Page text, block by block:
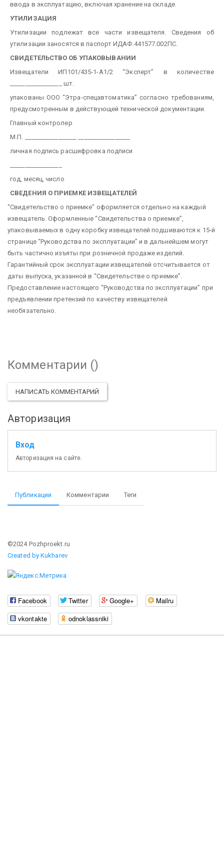
ввода в эксплуатацию, включая хранение на складе.
УТИЛИЗАЦИЯ
Утилизации подлежат все части извещателя. Сведения об
утилизации заносятся в паспорт ИДАФ.441577.002ПС.
СВИДЕТЕЛЬСТВО ОБ УПАКОВЫВАНИИ
Извещатели ИП101/435-1-А1/2 “Эксперт” в количестве
_________________ шт.
упакованы ООО “Этра-спецавтоматика” согласно требованиям,
предусмотренным в действующей технической документации.
Главный контролер
М.П. _________________ _________________
личная подпись расшифровка подписи
год, месяц, число
СВЕДЕНИЯ О ПРИЕМКЕ ИЗВЕЩАТЕЛЕЙ
“Свидетельство о приемке” оформляется отдельно на каждый
извещатель. Оформленные “Свидетельства о приемке”,
упаковываемых в одну коробку извещателей подшиваются к 15-й
странице “Руководства по эксплуатации” и в дальнейшем могут
быть частично изъяты при розничной продаже изделий.
Гарантийный срок эксплуатации извещателей отсчитывается от
даты выпуска, указанной в “Свидетельстве о приемке”.
Предоставление настоящего “Руководства по эксплуатации” при
предъявлении претензий по качеству извещателей
необязательно.
Комментарии ()
НАПИСАТЬ КОММЕНТАРИЙ
Авторизация
Вход
Авторизация на сайте.
Публикации Комментарии Теги
©2024 Pozhproekt.ru
Created by Kukharev
Facebook Twitter Google+
Mailru
vkontakte
odnoklassniki